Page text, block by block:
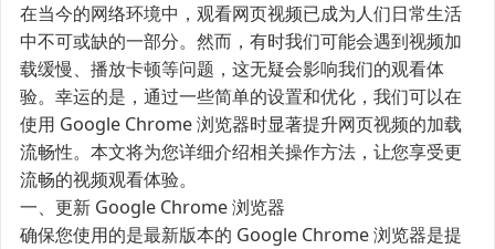
在当今的网络环境中，观看网页视频已成为人们日常生活
中不可或缺的一部分。然而，有时我们可能会遇到视频加
载缓慢、播放卡顿等问题，这无疑会影响我们的观看体
验。幸运的是，通过一些简单的设置和优化，我们可以在
使用 Google Chrome 浏览器时显著提升网页视频的加载
流畅性。本文将为您详细介绍相关操作方法，让您享受更
流畅的视频观看体验。
一、更新 Google Chrome 浏览器
确保您使用的是最新版本的 Google Chrome 浏览器是提